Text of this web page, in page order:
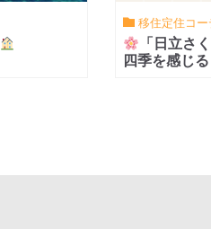
移住定住コ
「日立さ
四季を感じ